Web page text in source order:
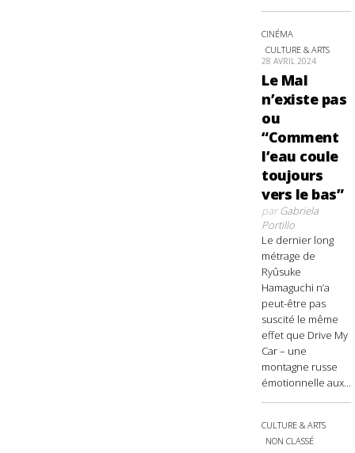
CINÉMA
CULTURE & ARTS
28 AVRIL 2024
Le Mal
n’existe pas
ou
“Comment
l’eau coule
toujours
vers le bas”
parGabriela
Portillo
Le dernier long
métrage de
Ryûsuke
Hamaguchi n’a
peut-être pas
suscité le même
effet que Drive My
Car – une
montagne russe
émotionnelle aux...
CULTURE & ARTS
NON CLASSÉ